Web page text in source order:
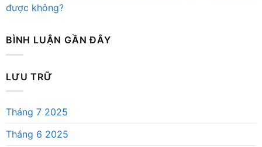
được không?
BÌNH LUẬN GẦN ĐÂY
LƯU TRỮ
Tháng 7 2025
Tháng 6 2025